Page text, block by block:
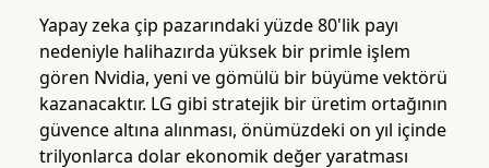
Yapay zeka çip pazarındaki yüzde 80'lik payı
nedeniyle halihazırda yüksek bir primle işlem
gören Nvidia, yeni ve gömülü bir büyüme vektörü
kazanacaktır. LG gibi stratejik bir üretim ortağının
güvence altına alınması, önümüzdeki on yıl içinde
trilyonlarca dolar ekonomik değer yaratması